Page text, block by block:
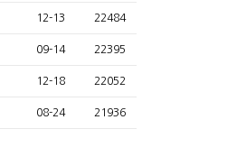
12-13 22484
09-14 22395
12-18 22052
08-24 21936